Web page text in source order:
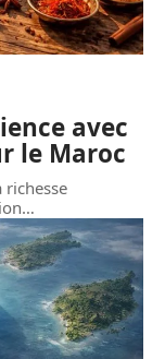
avec
le Maroc
richesse
…